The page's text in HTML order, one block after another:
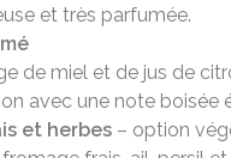
et très parfumée.
de miel et de jus de
avec une note boisée
et herbes – option